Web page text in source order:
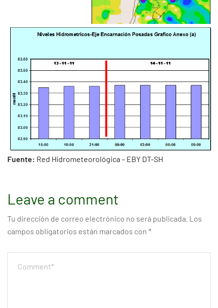
Fuente: Red Hidrometeorológica – EBY DT-SH
Leave a comment
Tu dirección de correo electrónico no será publicada. Los
campos obligatorios están marcados con *